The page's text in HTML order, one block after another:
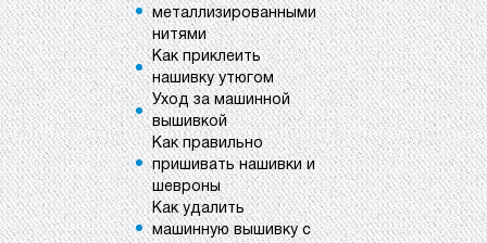
металлизированными
нитями
Как приклеить
нашивку утюгом
Уход за машинной
вышивкой
Как правильно
пришивать нашивки и
шевроны
Как удалить
машинную вышивку с